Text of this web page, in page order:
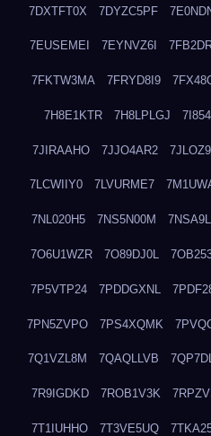
7DXTFT0X 7DYZC5PF
7EUSEMEI 7EYNVZ6I
7FKTW3MA 7FRYD8I9
7H8E1KTR 7H8LPLGJ
7JIRAAHO 7JJO4AR2
7LCWIIY0 7LVURME7
7NL020H5 7NS5N00M
7O6U1WZR 7O89DJ0L
7P5VTP24 7PDDGXNL
7PN5ZVPO 7PS4XQMK
7Q1VZL8M 7QAQLLVB
7R9IGDKD 7ROB1V3K
7T1IUHHO 7T3VE5UQ